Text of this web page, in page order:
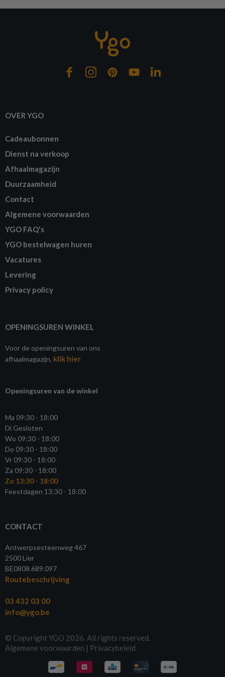
OVER YGO
Cadeaubonnen
Dienst na verkoop
Afhaalmagazijn
Duurzaamheid
Contact
Algemene voorwaarden
YGO FAQ's
YGO bestelwagen huren
Vacatures
Levering
Privacy policy
OPENINGSUREN WINKEL
Voor de openingsuren van ons
afhaalmagazijn, klik hier
Openingsuren van de winkel
Ma 09:30 - 18:00
Di Gesloten
Wo 09:30 - 18:00
Do 09:30 - 18:00
Vr 09:30 - 18:00
Za 09:30 - 18:00
Zo 13:30 - 18:00
Feestdagen 13:30 - 18:00
CONTACT
Antwerpsesteenweg 467
2500 Lier
BE0808.689.097
Routebeschrijving
03 432 03 00
info@ygo.be
© Copyright YGO 2026. All rights reserved.
Algemene voorwaarden | Privacybeleid